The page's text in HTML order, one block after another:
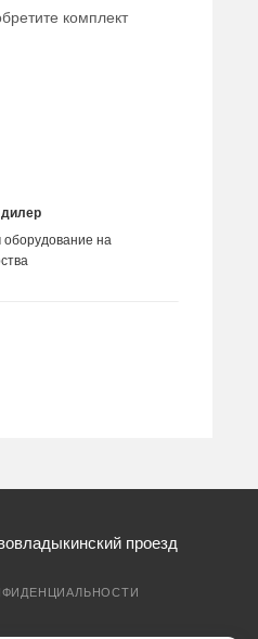
комплект
на
проезд